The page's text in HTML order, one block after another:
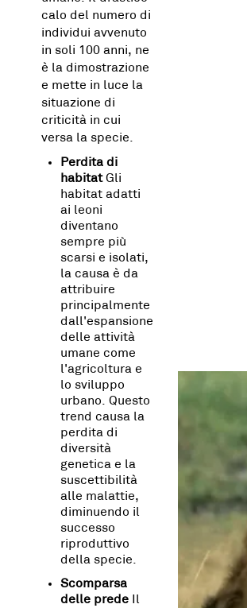
calo del numero di
individui avvenuto
in soli 100 anni, ne
è la dimostrazione
e mette in luce la
situazione di
criticità in cui
versa la specie.
Perdita di
habitatGli
habitat adatti
ai leoni
diventano
sempre più
scarsi e isolati,
la causa è da
attribuire
principalmente
dall'espansione
delle attività
umane come
l'agricoltura e
lo sviluppo
urbano. Questo
trend causa la
perdita di
diversità
genetica e la
suscettibilità
alle malattie,
diminuendo il
successo
riproduttivo
della specie.
Scomparsa
delle prede Il